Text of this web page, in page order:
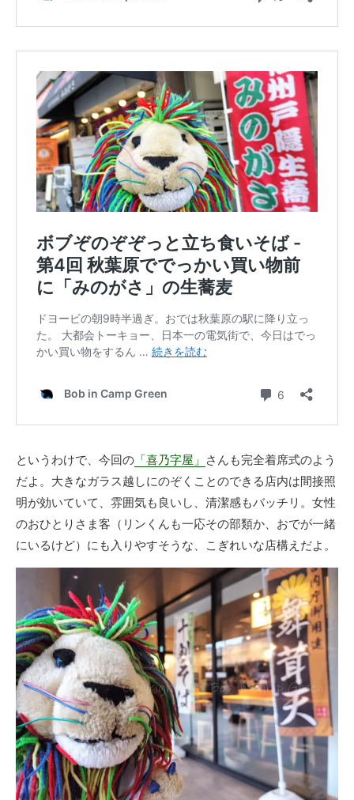
というわけで、今回の 「喜乃字屋」
さんも完全着席式のよう
だよ。大きなガラス越しにのぞくことのできる店内は間接照
明が効いていて、雰囲気も良いし、清潔感もバッチリ。女性
のおひとりさま客（リンくんも一応その部類か、おでが一緒
にいるけど）にも入りやすそうな、こぎれいな店構えだよ。